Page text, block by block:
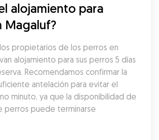
alojamiento para
Magaluf?
propietarios de los perros en
alojamiento para sus perros 5 días
Recomendamos confirmar la
antelación para evitar el
minuto, ya que la disponibilidad de
perros puede terminarse